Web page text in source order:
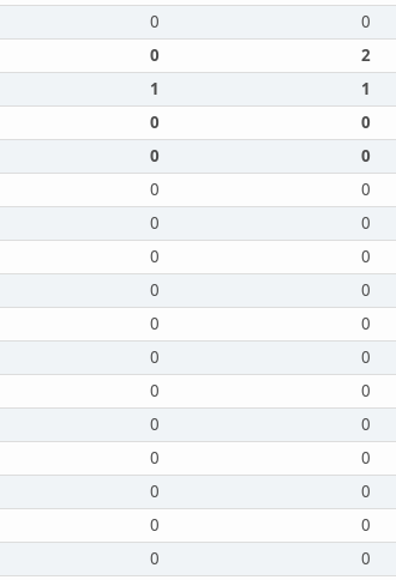
0 0
0 2
1 1
0 0
0 0
0 0
0 0
0 0
0 0
0 0
0 0
0 0
0 0
0 0
0 0
0 0
0 0